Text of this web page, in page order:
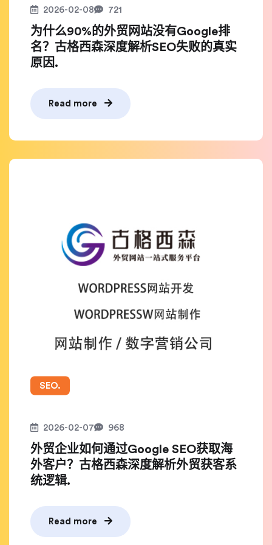
2026-02-08 721
为什么90%的外贸网站没有Google排
名？古格西森深度解析SEO失败的真实
原因.
Read more
SEO.
2026-02-07 968
外贸企业如何通过Google SEO获取海
外客户？古格西森深度解析外贸获客系
统逻辑.
Read more